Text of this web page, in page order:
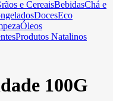
e CereaisBebidasChá e
DocesEco
Óleos
Produtos Natalinos
100G